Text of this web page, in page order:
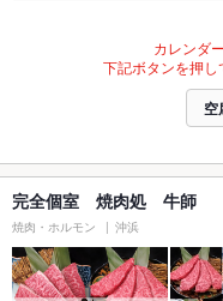
カレンダ
下記ボタンを押し
空
完全個室 焼肉処 牛師
焼肉・ホルモン 沖浜